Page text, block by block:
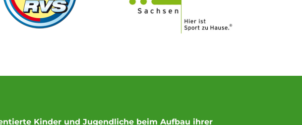
Kinder und Jugendliche beim Aufbau ihrer